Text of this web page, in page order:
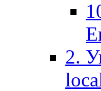
2.